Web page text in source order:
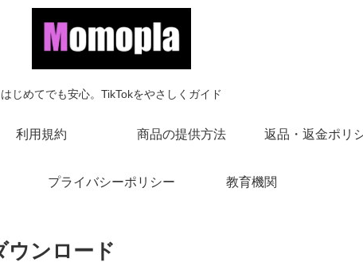
はじめてでも安心。TikTokをやさしくガイド
利用規約 商品の提供方法 返品・返金ポリ
プライバシーポリシー 教育機関
ンロード